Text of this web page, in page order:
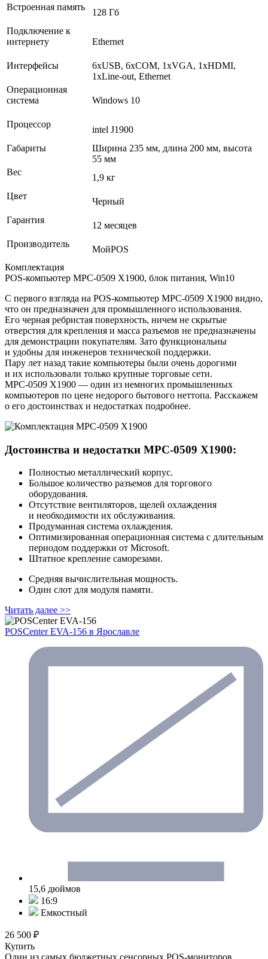
Встроенная память
128 Гб
Подключение к
интернету
Ethernet
Интерфейсы
6хUSB, 6xCOM, 1хVGA, 1хHDMI,
1хLine-out, Ethernet
Операционная
система
Windows 10
Процессор
intel J1900
Габариты
Ширина 235 мм, длина 200 мм, высота
55 мм
Вес
1,9 кг
Цвет
Черный
Гарантия
12 месяцев
Производитель
МойPOS
Комплектация
POS-компьютер MPC-0509 X1900, блок питания, Win10
С первого взгляда на POS‑компьютер MPC‑0509 X1900 видно,
что он предназначен для промышленного использования.
Его черная ребристая поверхность, ничем не скрытые
отверстия для крепления и масса разъемов не предназначены
для демонстрации покупателям. Зато функциональны
и удобны для инженеров технической поддержки.
Пару лет назад такие компьютеры были очень дорогими
и их использовали только крупные торговые сети.
MPC‑0509 X1900 — один из немногих промышленных
компьютеров по цене недорого бытового неттопа. Расскажем
о его достоинствах и недостатках подробнее.
Достоинства и недостатки MPC‑0509 X1900:
Полностью металлический корпус.
Большое количество разъемов для торгового
оборудования.
Отсутствие вентиляторов, щелей охлаждения
и необходимости их обслуживания.
Продуманная система охлаждения.
Оптимизированная операционная система с длительным
периодом поддержки от Microsoft.
Штатное крепление саморезами.
Средняя вычислительная мощность.
Один слот для модуля памяти.
Читать далее >>
POSCenter EVA-156 в Ярославле
15,6 дюймов
16:9
Емкостный
26 500 ₽
Купить